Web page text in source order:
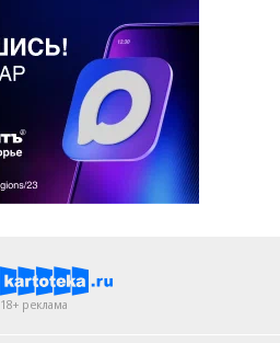
18+ реклама